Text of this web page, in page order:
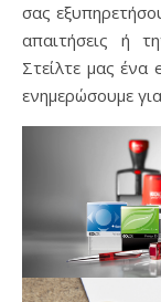
σας
απαιτήσεις ή
Στείλτε μας ένα
ενημερώσουμε